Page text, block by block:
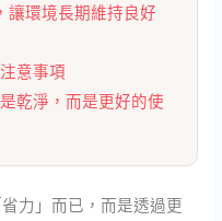
讓環境長期維持良好
意事項
乾淨，而是更好的使
力」而已，而是透過更